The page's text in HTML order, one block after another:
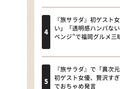
ＬＩＦＥ～
新婚さんい
ザキ山小屋
『旅サラダ』初ゲスト
い」「透明感ハンパな
ベンジ”で福岡グルメ三
『旅サラダ』で「異次
初ゲスト女優、贅沢す
でおちゃめ発言